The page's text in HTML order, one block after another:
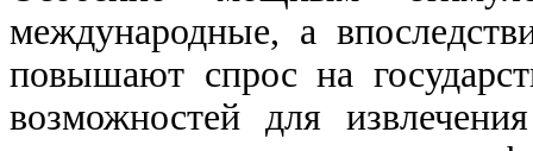
международные, а
повышают спрос на
возможностей для